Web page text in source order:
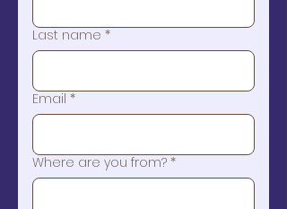
Last name *
Email *
Where are you from? *